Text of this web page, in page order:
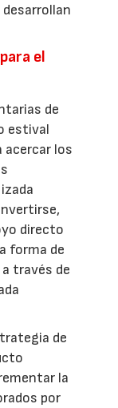
el
de
estival
los
directo
forma de
través de
de
la
por